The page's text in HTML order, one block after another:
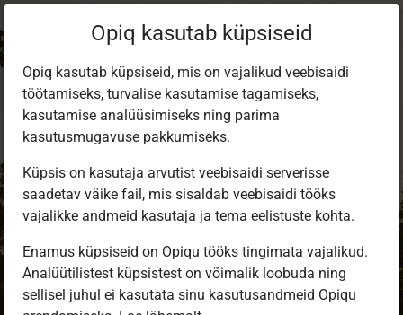
Sisene Opiqusse
Opiq kasutab küpsiseid
Opiq kasutab küpsiseid, mis on vajalikud veebisaidi
töötamiseks, turvalise kasutamise tagamiseks,
kasutamise analüüsimiseks ning parima
kasutusmugavuse pakkumiseks.
Küpsis on kasutaja arvutist veebisaidi serverisse
saadetav väike fail, mis sisaldab veebisaidi tööks
vajalikke andmeid kasutaja ja tema eelistuste kohta.
Enamus küpsiseid on Opiqu tööks tingimata vajalikud.
Analüütilistest küpsistest on võimalik loobuda ning
sellisel juhul ei kasutata sinu kasutusandmeid Opiqu